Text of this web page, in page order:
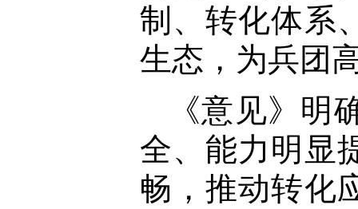
制、转化体系
生态，为兵团
《意见》明
全、能力明显
畅，推动转化